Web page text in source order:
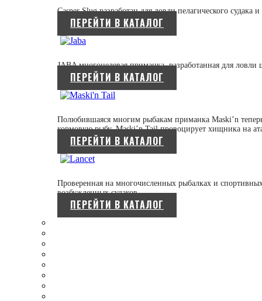
Casper Slug разработан для ловли пелагического судака
ПЕРЕЙТИ В КАТАЛОГ
JABA многоцелевая приманка, разработанная для ловли
ПЕРЕЙТИ В КАТАЛОГ
Полюбившаяся многим рыбакам приманка Maski’n
кормовую рыбу, Maski’n Tail провоцирует хищника на
ПЕРЕЙТИ В КАТАЛОГ
Проверенная на многочисленных рыбалках и
возбужденных судаков.
ПЕРЕЙТИ В КАТАЛОГ